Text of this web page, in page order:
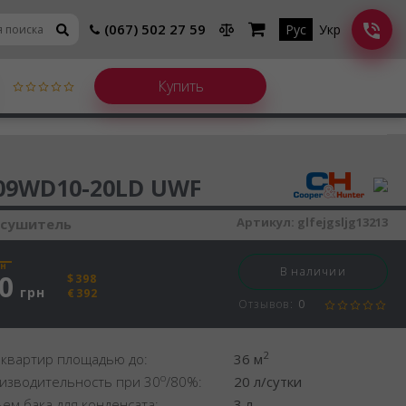
(067) 502 27 59 Рус Укр
воздуха
20LD UWF
грн
$398
€392
В наличии
Отзывов: 0
Артикул: glfejgsljg13213
площадью до: 36 м2
при 30o/80%:
20 л/сутки